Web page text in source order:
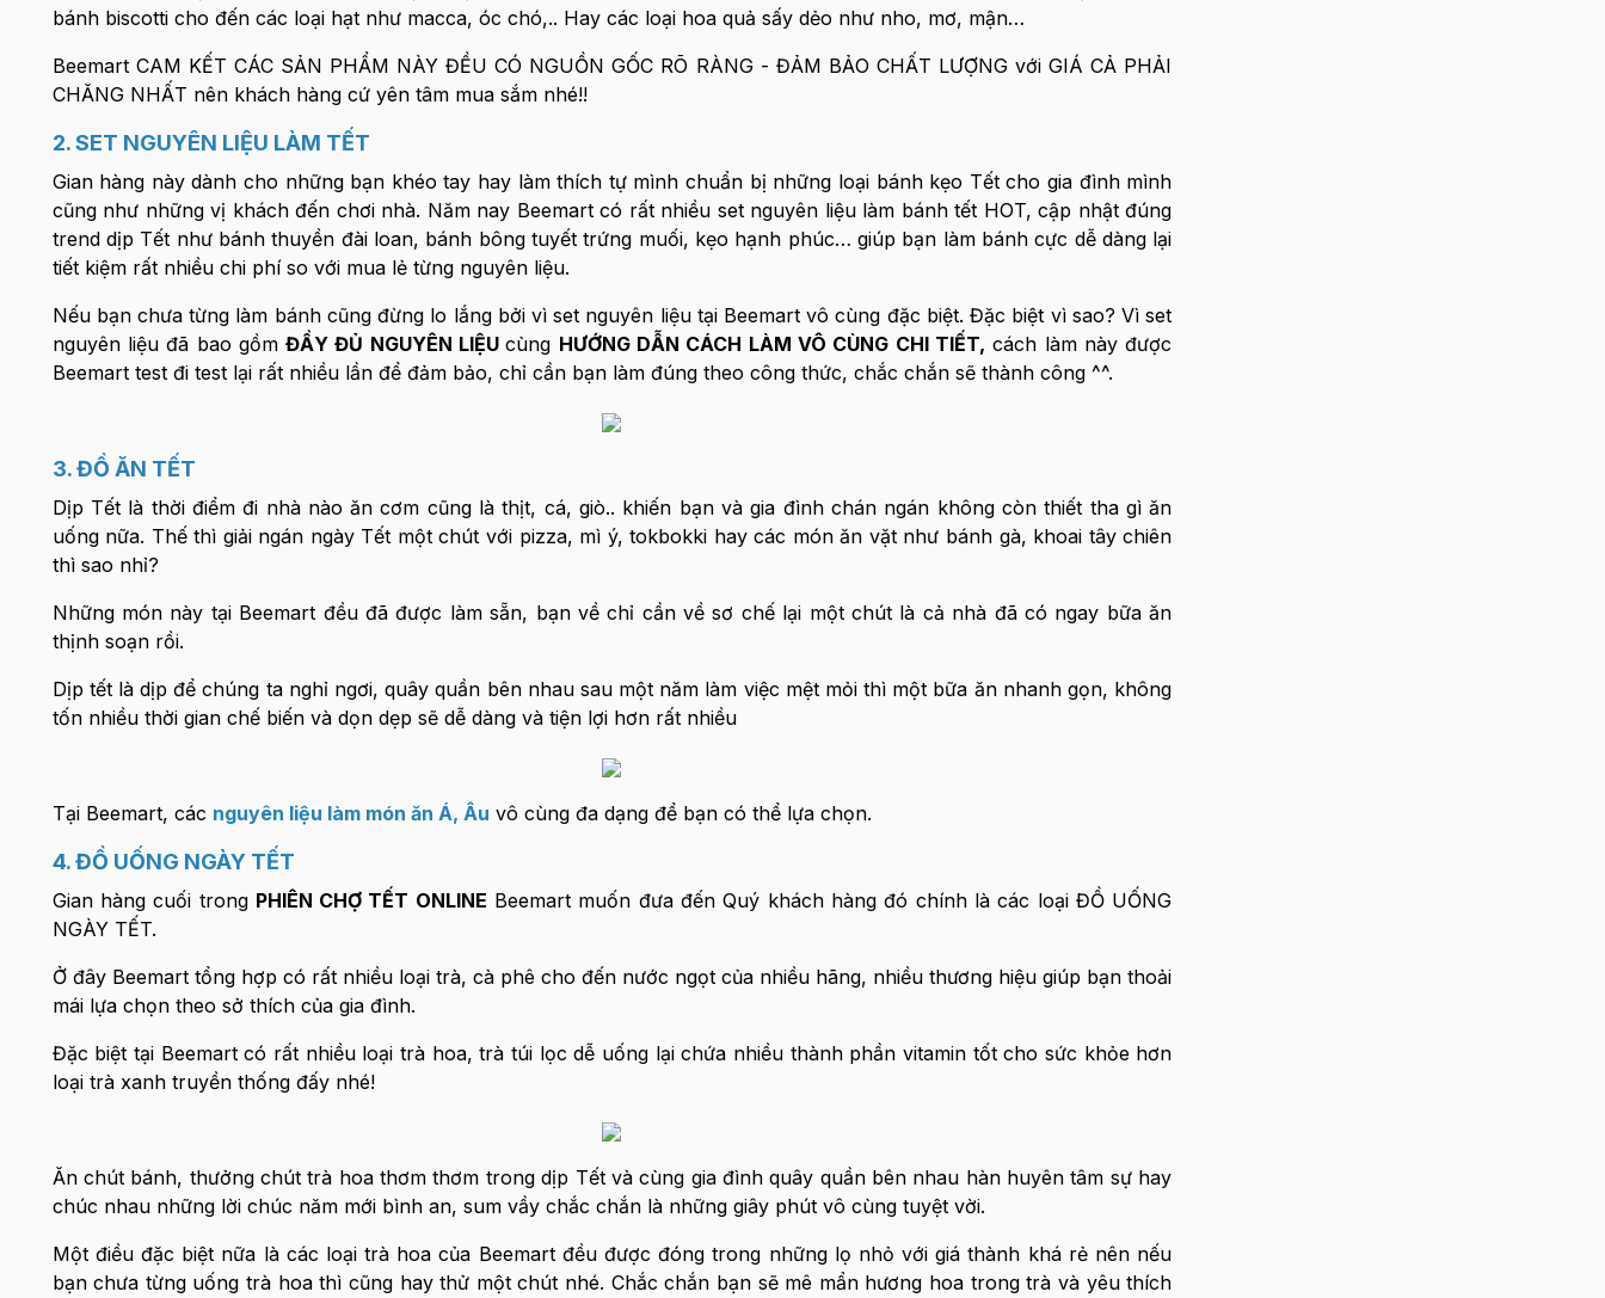
bánh biscotti cho đến các loại hạt như macca, óc chó,.. Hay các loại hoa quả sấy dẻo như nho, mơ, mận…
Beemart CAM KẾT CÁC SẢN PHẨM NÀY ĐỀU CÓ NGUỒN GỐC RÕ RÀNG - ĐẢM BẢO CHẤT LƯỢNG với GIÁ CẢ PHẢI
CHĂNG NHẤT nên khách hàng cứ yên tâm mua sắm nhé!!
2. SET NGUYÊN LIỆU LÀM TẾT
Gian hàng này dành cho những bạn khéo tay hay làm thích tự mình chuẩn bị những loại bánh kẹo Tết cho gia đình mình
cũng như những vị khách đến chơi nhà. Năm nay Beemart có rất nhiều set nguyên liệu làm bánh tết HOT, cập nhật đúng
trend dịp Tết như bánh thuyền đài loan, bánh bông tuyết trứng muối, kẹo hạnh phúc… giúp bạn làm bánh cực dễ dàng lại
tiết kiệm rất nhiều chi phí so với mua lẻ từng nguyên liệu.
Nếu bạn chưa từng làm bánh cũng đừng lo lắng bởi vì set nguyên liệu tại Beemart vô cùng đặc biệt. Đặc biệt vì sao? Vì set
nguyên liệu đã bao gồmĐẦY ĐỦ NGUYÊN LIỆUcùng HƯỚNG DẪN CÁCH LÀM VÔ CÙNG CHI TIẾT, cách làm này được
Beemart test đi test lại rất nhiều lần để đảm bảo, chỉ cần bạn làm đúng theo công thức, chắc chắn sẽ thành công ^^.
3. ĐỒ ĂN TẾT
Dịp Tết là thời điểm đi nhà nào ăn cơm cũng là thịt, cá, giò.. khiến bạn và gia đình chán ngán không còn thiết tha gì ăn
uống nữa. Thế thì giải ngán ngày Tết một chút với pizza, mì ý, tokbokki hay các món ăn vặt như bánh gà, khoai tây chiên
thì sao nhỉ?
Những món này tại Beemart đều đã được làm sẵn, bạn về chỉ cần về sơ chế lại một chút là cả nhà đã có ngay bữa ăn
thịnh soạn rồi.
Dịp tết là dịp để chúng ta nghỉ ngơi, quây quần bên nhau sau một năm làm việc mệt mỏi thì một bữa ăn nhanh gọn, không
tốn nhiều thời gian chế biến và dọn dẹp sẽ dễ dàng và tiện lợi hơn rất nhiều
Tại Beemart, các nguyên liệu làm món ăn Á, Âu vô cùng đa dạng để bạn có thể lựa chọn.
4. ĐỒ UỐNG NGÀY TẾT
Gian hàng cuối trong PHIÊN CHỢ TẾT ONLINE Beemart muốn đưa đến Quý khách hàng đó chính là các loại ĐỒ UỐNG
NGÀY TẾT.
Ở đây Beemart tổng hợp có rất nhiều loại trà, cà phê cho đến nước ngọt của nhiều hãng, nhiều thương hiệu giúp bạn thoải
mái lựa chọn theo sở thích của gia đình.
Đặc biệt tại Beemart có rất nhiều loại trà hoa, trà túi lọc dễ uống lại chứa nhiều thành phần vitamin tốt cho sức khỏe hơn
loại trà xanh truyền thống đấy nhé!
Ăn chút bánh, thưởng chút trà hoa thơm thơm trong dịp Tết và cùng gia đình quây quần bên nhau hàn huyên tâm sự hay
chúc nhau những lời chúc năm mới bình an, sum vầy chắc chắn là những giây phút vô cùng tuyệt vời.
Một điều đặc biệt nữa là các loại trà hoa của Beemart đều được đóng trong những lọ nhỏ với giá thành khá rẻ nên nếu
bạn chưa từng uống trà hoa thì cũng hay thử một chút nhé. Chắc chắn bạn sẽ mê mẩn hương hoa trong trà và yêu thích